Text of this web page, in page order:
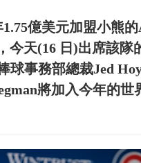
1.75億美元加盟小熊
今天(16 日)出席該隊
球事務部總裁Jed
將加入今年的世